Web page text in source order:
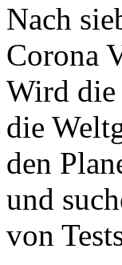
Nach
Corona
Wird die
die
den
und
von